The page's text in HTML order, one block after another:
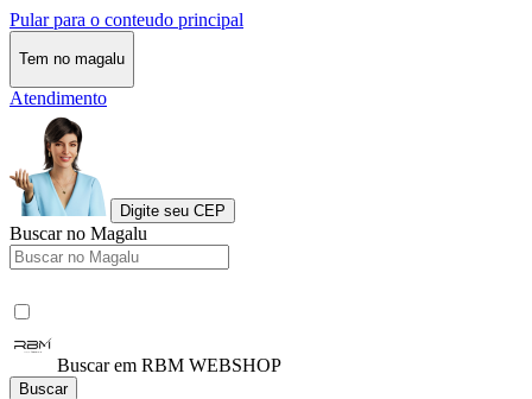
Pular para o conteudo principal
Tem no magalu
Atendimento
Digite seu CEP
Buscar no Magalu
Buscar em RBM WEBSHOP
Buscar